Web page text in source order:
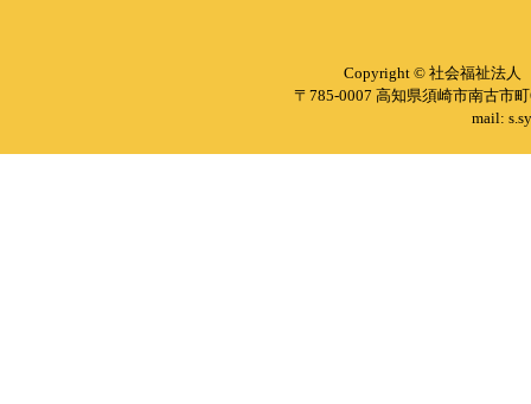
Copyright © 社会福祉法人
〒785-0007 高知県須崎市南古市
mail: